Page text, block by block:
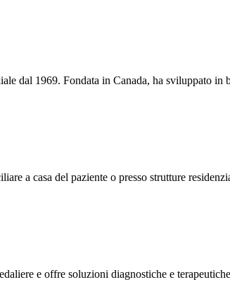
dal 1969. Fondata in Canada, ha sviluppato
a casa del paziente o presso strutture
e offre soluzioni diagnostiche e